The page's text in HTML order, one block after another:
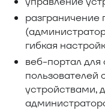
разграничение
гибкая
веб-портал
пользователей
устройствами,